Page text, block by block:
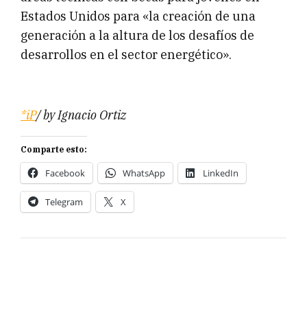
Estados Unidos para «la creación de una
generación a la altura de los desafíos de
desarrollos en el sector energético».
*iP/ by Ignacio Ortiz
Comparte esto:
Facebook WhatsApp LinkedIn
Telegram X